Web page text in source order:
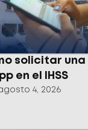
solicitar una
en el IHSS
4, 2026